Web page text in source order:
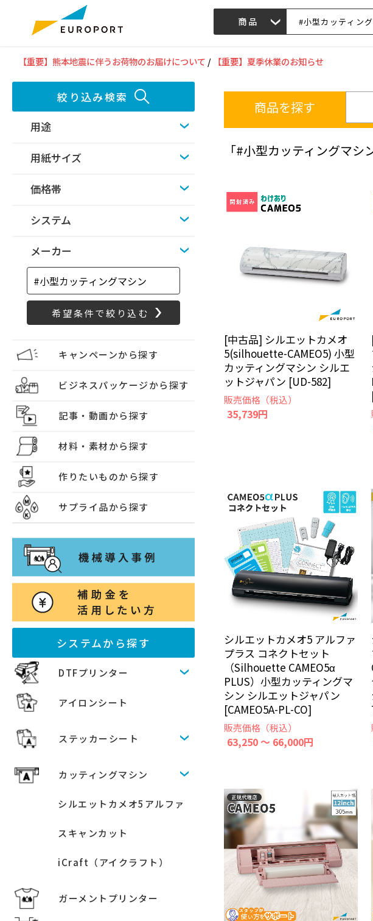
商品
【重要】熊本地震に伴うお荷物のお届けについて / 【重要】夏季休業のお知らせ
絞り込み検索
用途
用紙サイズ
価格帯
システム
メーカー
キャンペーンから探す
ビジネスパッケージから探す
記事・動画から探す
材料・素材から探す
作りたいものから探す
サプライ品から探す
システムから探す
DTFプリンター
アイロンシート
ステッカーシート
カッティングマシン
シルエットカメオ5アルファ
スキャンカット
iCraft（アイクラフト）
ガーメントプリンター
商品を探す
「#小型カッティングマシ
[中古品] シルエットカメオ
5(silhouette-CAMEO5) 小型
カッティングマシン シルエ
ットジャパン [UD-582]
販売価格（税込）
35,739円
シルエットカメオ5 アルファ
プラス コネクトセット
（Silhouette CAMEO5α
PLUS）小型カッティングマ
シン シルエットジャパン
[CAMEO5A-PL-CO]
販売価格（税込）
63,250 ～ 66,000円